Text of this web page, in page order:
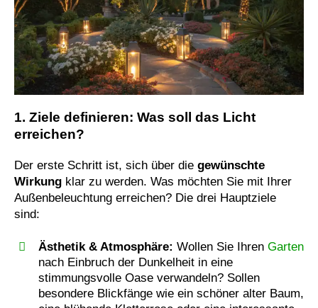
1. Ziele definieren: Was soll das Licht
erreichen?
Der erste Schritt ist, sich über die gewünschte
Wirkung klar zu werden. Was möchten Sie mit Ihrer
Außenbeleuchtung erreichen? Die drei Hauptziele
sind:
Ästhetik & Atmosphäre: Wollen Sie Ihren Garten
nach Einbruch der Dunkelheit in eine
stimmungsvolle Oase verwandeln? Sollen
besondere Blickfänge wie ein schöner alter Baum,